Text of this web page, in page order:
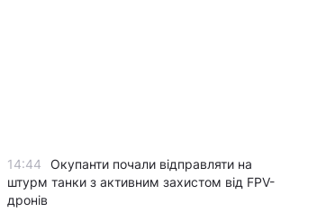
14:44
Окупанти почали відправляти на
штурм танки з активним захистом від FPV-
дронів